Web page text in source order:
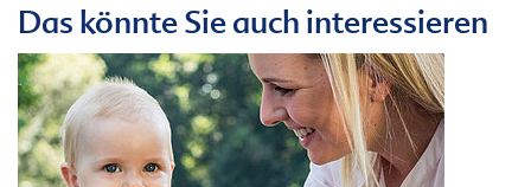
Das könnte Sie auch interessieren